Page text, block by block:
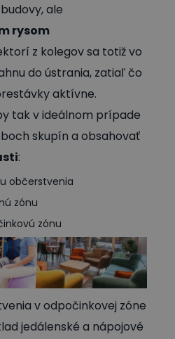
ale
rysom
z kolegov sa totiž vo
do ústrania, zatiaľ čo
aktívne.
tak v ideálnom prípade
skupín a obsahovať
:
občerstvenia
zónu
zónu
v odpočinkovej zóne
jedálenské a nápojové